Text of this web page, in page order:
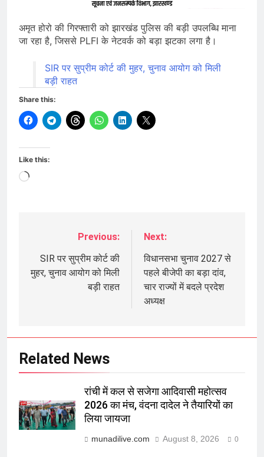
अमृत होरो की गिरफ्तारी को झारखंड पुलिस की बड़ी उपलब्धि माना
जा रहा है, जिससे PLFI के नेटवर्क को बड़ा झटका लगा है।
SIR पर सुप्रीम कोर्ट की मुहर, चुनाव आयोग को मिली
बड़ी राहत
Share this:
Like this:
Loading…
navigation
Previous:
SIR पर सुप्रीम कोर्ट की
मुहर, चुनाव आयोग को मिली
बड़ी राहत
Next:
विधानसभा चुनाव 2027 से
पहले बीजेपी का बड़ा दांव,
चार राज्यों में बदले प्रदेश
अध्यक्ष
Related News
रांची में कल से सजेगा आदिवासी महोत्सव
2026 का मंच, वंदना दादेल ने तैयारियों का
लिया जायजा
munadilive.com August 8, 2026 0